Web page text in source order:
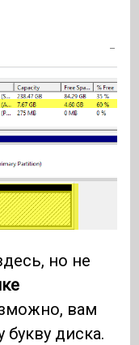
но не
вам
букву диска.